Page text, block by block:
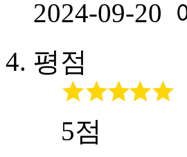
2024-09-20
평점
5점